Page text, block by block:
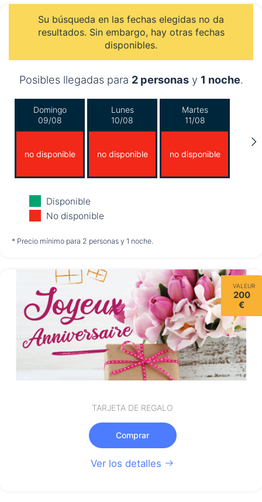
Su búsqueda en las fechas elegidas no da
resultados. Sin embargo, hay otras fechas
disponibles.
Posibles llegadas para 2 personasy 1 noche.
Domingo
09/08
no disponible
Lunes
10/08
no disponible
Martes
11/08
no disponible
Miércoles
12/08
no disponible no disponible
Sábado
no disponible
Disponible
No disponible
* Precio mínimo para 2 personas y 1 noche.
VALEUR
200
€
TARJETA DE REGALO
Comprar
Ver los detalles